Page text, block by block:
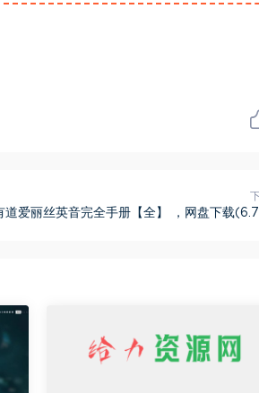
道爱丽丝英音完全手册【全】 ，网盘下载